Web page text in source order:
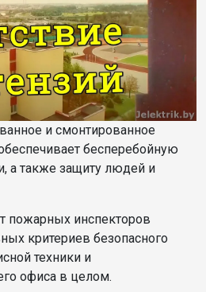
и смонтированное
бесперебойную
а также защиту людей и
пожарных инспекторов
критериев безопасного
техники и
офиса в целом.